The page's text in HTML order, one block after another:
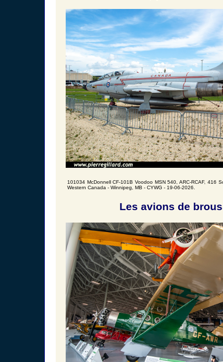
101034 McDonnell CF-101B Voodoo MSN 540, ARC-RCAF, 416
Western Canada - Winnipeg, MB - CYWG - 19-06-2026.
Les avions de